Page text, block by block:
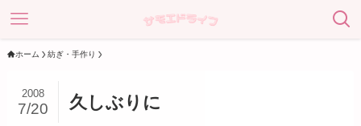
ホーム 紡ぎ・手作り
久しぶりに
2008
7/20